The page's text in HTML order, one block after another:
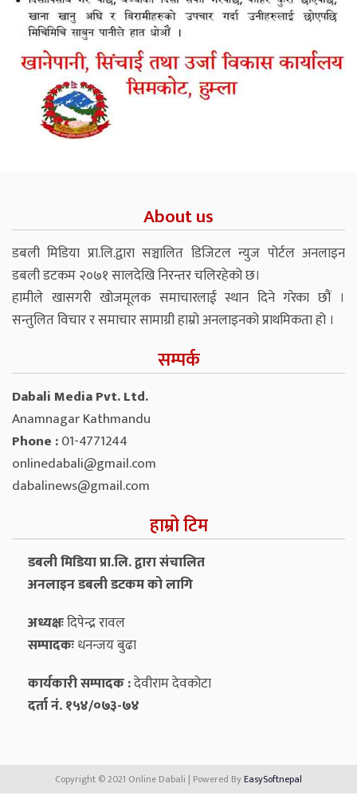
About us
डबली मिडिया प्रा.लि.द्वारा सञ्चालित डिजिटल न्युज पोर्टल अनलाइन
डबली डटकम २०७१ सालदेखि निरन्तर चलिरहेको छ।
हामीले खासगरी खोजमूलक समाचारलाई स्थान दिने गरेका छौं ।
सन्तुलित विचार र समाचार सामाग्री हाम्रो अनलाइनको प्राथमिकता हो ।
सम्पर्क
Dabali Media Pvt. Ltd.
Anamnagar Kathmandu
Phone :01-4771244
onlinedabali@gmail.com
dabalinews@gmail.com
हाम्रो टिम
डबली मिडिया प्रा.लि. द्वारा संचालित
अनलाइन डबली डटकम को लागि
अध्यक्षःदिपेन्द्र रावल
सम्पादकःधनन्‍जय बुढा
कार्यकारी सम्पादक :देवीराम देवकोटा
दर्ता नं. १५४/०७३-७४
Copyright © 2021 Online Dabali | Powered ByEasySoftnepal